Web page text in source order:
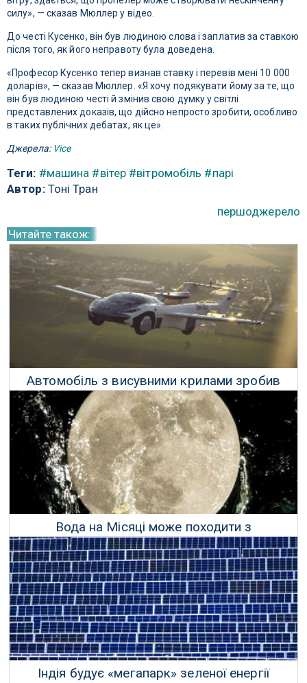
силу», — сказав Мюллер у відео.
До честі Кусенко, він був людиною слова і заплатив за ставкою
після того, як його неправоту була доведена.
«Професор Кусенко тепер визнав ставку і перевів мені 10 000
доларів», — сказав Мюллер. «Я хочу подякувати йому за те, що
він був людиною честі й змінив свою думку у світлі
представлених доказів, що дійсно непросто зробити, особливо
в таких публічних дебатах, як це».
Джерела: Vice
Теги: #машина #вітер #вітромобіль #парі
Автор:Тоні Тран
першоджерело
Читайте також:
Автомобіль з висувними крилами зробив
тестовий політ
01 Липня 2021 р.
Вода на Місяці може походити з
магнітосфери Землі
29 Січня 2021 р.
Індія будує «мегапарк» зеленої енергії